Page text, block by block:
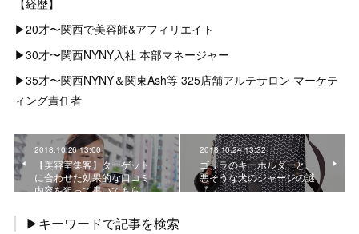
【経歴】
▶︎20才〜関西で美容師&アフィリエイト
▶︎30才〜関西NYNY入社 本部マネージャー
▶︎35才〜関西NYNY＆関東Ash等 325店舗アルテサロン マーケテ
ィング責任者
2018.10.26 13:00
【美容室集客】ターゲット
に合わせた効果的な口コミ
内容を狙って書いてもら…
2018.10.24 13:32
ゴリラのキーホルダーと、
悪そうな犬のジャージの謎
▶キーワードで記事を検索